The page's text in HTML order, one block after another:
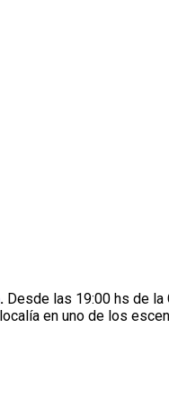
. Desde las 19:00 hs de la
en uno de los